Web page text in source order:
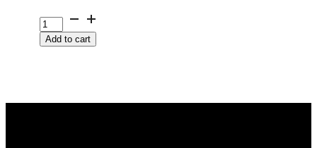
225/45R19
HECTORRA-
5Add to cart